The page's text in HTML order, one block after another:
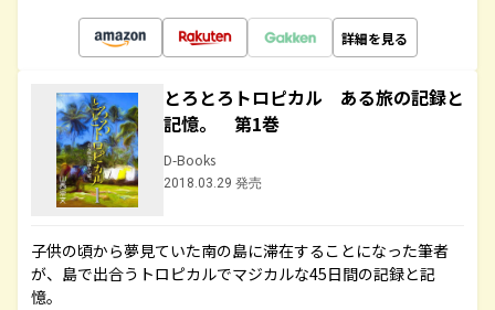
詳細を見る
とろとろトロピカル ある旅の記録と
記憶。 第1巻
D-Books
2018.03.29 発売
子供の頃から夢見ていた南の島に滞在することになった筆者
が、島で出合うトロピカルでマジカルな45日間の記録と記
憶。